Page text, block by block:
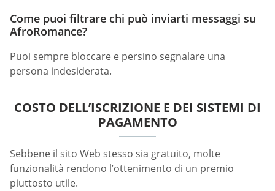
Come puoi filtrare chi può inviarti messaggi su
AfroRomance?
Puoi sempre bloccare e persino segnalare una
persona indesiderata.
COSTO DELL’ISCRIZIONE E DEI SISTEMI DI
PAGAMENTO
Sebbene il sito Web stesso sia gratuito, molte
funzionalità rendono l’ottenimento di un premio
piuttosto utile.